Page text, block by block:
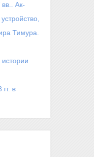
Ак-
Тимура.
в